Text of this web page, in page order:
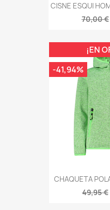
CISNE ESQUI
70,00 €
CHAQUETA
49,95 €
¡EN
-41,94%